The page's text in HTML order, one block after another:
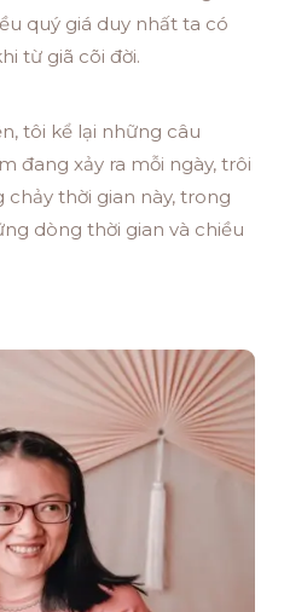
quý giá duy nhất ta có
từ giã cõi đời.
tôi kể lại những câu
đang xảy ra mỗi ngày, trôi
thời gian này, trong
dòng thời gian và chiều